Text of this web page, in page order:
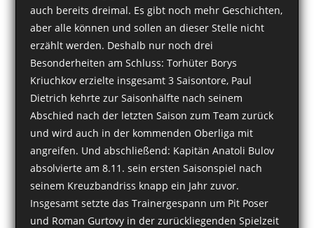
auch bereits dreimal. Es gibt noch mehr Geschichten,
aber alle können und sollen an dieser Stelle nicht
erzählt werden. Deshalb nur noch drei
Besonderheiten am Schluss: Torhüter Borys
Kriuchkov erzielte insgesamt 3 Saisontore, Paul
Dietrich kehrte zur Saisonhälfte nach seinem
Abschied nach der letzten Saison zum Team zurück
und wird auch in der kommenden Oberliga mit
angreifen. Und abschließend: Kapitän Anatoli Bulov
absolvierte am 8.11. sein ersten Saisonspiel nach
seinem Kreuzbandriss knapp ein Jahr zuvor.
Insgesamt setzte das Trainergespann um Pit Poser
und Roman Gurtovy in der zurückliegenden Spielzeit